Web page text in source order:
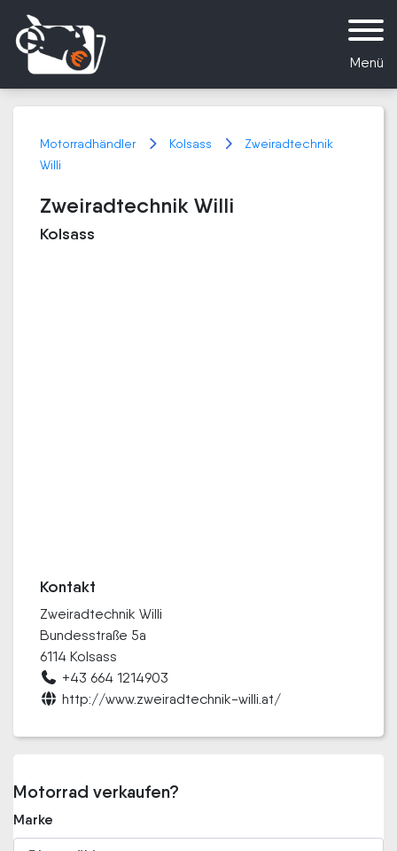
Menü
Motorradhändler Kolsass
Zweiradtechnik
Willi
Zweiradtechnik Willi
Kolsass
Kontakt
Zweiradtechnik Willi
Bundesstraße 5a
6114 Kolsass
+43 664 1214903
http://www.zweiradtechnik-willi.at/
Motorrad verkaufen?
Marke